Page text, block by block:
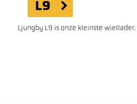
L9
Ljungby L9 is onze kleinste wiellader.